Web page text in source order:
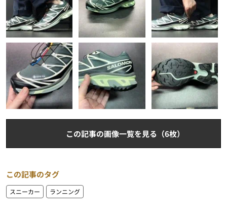
この記事の画像一覧を見る（6枚）
この記事のタグ
スニーカー ランニング